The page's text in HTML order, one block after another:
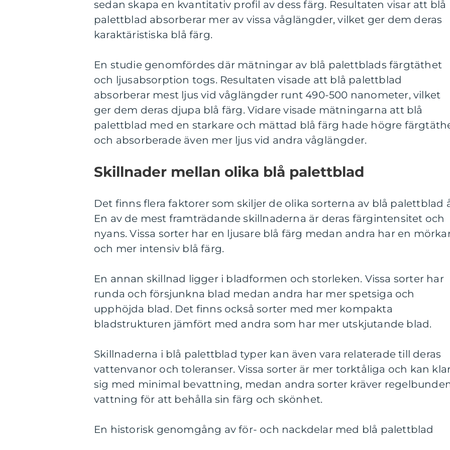
sedan skapa en kvantitativ profil av dess färg. Resultaten visar att blå
palettblad absorberar mer av vissa våglängder, vilket ger dem deras
karaktäristiska blå färg.
En studie genomfördes där mätningar av blå palettblads färgtäthet
och ljusabsorption togs. Resultaten visade att blå palettblad
absorberar mest ljus vid våglängder runt 490-500 nanometer, vilket
ger dem deras djupa blå färg. Vidare visade mätningarna att blå
palettblad med en starkare och mättad blå färg hade högre
och absorberade även mer ljus vid andra våglängder.
Skillnader mellan olika blå palettblad
Det finns flera faktorer som skiljer de olika sorterna av blå palettblad
En av de mest framträdande skillnaderna är deras färgintensitet och
nyans. Vissa sorter har en ljusare blå färg medan andra har en
och mer intensiv blå färg.
En annan skillnad ligger i bladformen och storleken. Vissa sorter har
runda och försjunkna blad medan andra har mer spetsiga och
upphöjda blad. Det finns också sorter med mer kompakta
bladstrukturen jämfört med andra som har mer utskjutande blad.
Skillnaderna i blå palettblad typer kan även vara relaterade till deras
vattenvanor och toleranser. Vissa sorter är mer torktåliga och kan
sig med minimal bevattning, medan andra sorter kräver
vattning för att behålla sin färg och skönhet.
En historisk genomgång av för- och nackdelar med blå palettblad